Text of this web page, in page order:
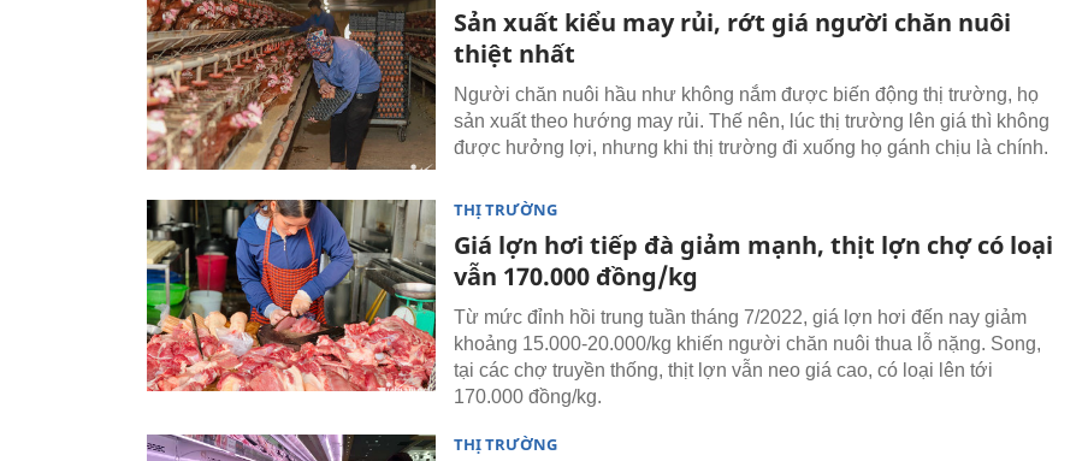
Sản xuất kiểu may rủi, rớt giá người chăn nuôi
thiệt nhất
Người chăn nuôi hầu như không nắm được biến động thị trường, họ
sản xuất theo hướng may rủi. Thế nên, lúc thị trường lên giá thì không
được hưởng lợi, nhưng khi thị trường đi xuống họ gánh chịu là chính.
THỊ TRƯỜNG
Giá lợn hơi tiếp đà giảm mạnh, thịt lợn chợ có loại
vẫn 170.000 đồng/kg
Từ mức đỉnh hồi trung tuần tháng 7/2022, giá lợn hơi đến nay giảm
khoảng 15.000-20.000/kg khiến người chăn nuôi thua lỗ nặng. Song,
tại các chợ truyền thống, thịt lợn vẫn neo giá cao, có loại lên tới
170.000 đồng/kg.
THỊ TRƯỜNG